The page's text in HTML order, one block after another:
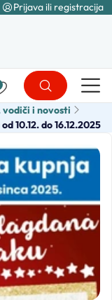
Prijava ili registracija
i novosti
10.12. do 16.12.2025